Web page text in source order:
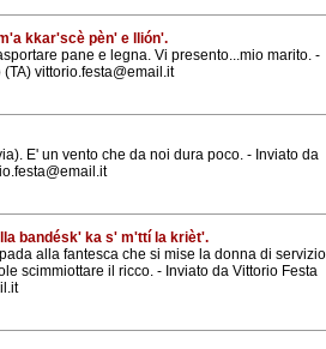
kkar'scè pèn' e llión'.
pane e legna. Vi presento...mio marito. -
vittorio.festa@email.it
E' un vento che da noi dura poco. - Inviato da
bandésk' ka s' m'ttí la krièt'.
alla fantesca che si mise la donna di servizio.
scimmiottare il ricco. - Inviato da Vittorio Festa